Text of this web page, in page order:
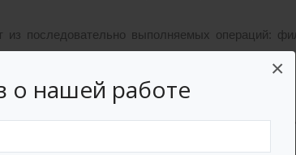
о нашей работе
×
из последовательно выполняемых операций:
для хозяйственно-питьевых нужд
и прямой промывки напорных фильтров